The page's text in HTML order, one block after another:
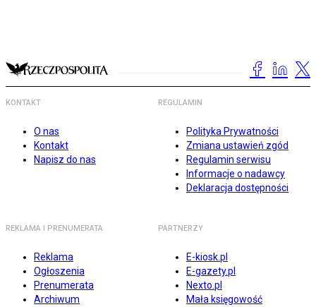
KONTAKT
O nas
Kontakt
Napisz do nas
REGULAMIN
Polityka Prywatności
Zmiana ustawień zgód
Regulamin serwisu
Informacje o nadawcy
Deklaracja dostępności
REKLAMA I PRENUMERATA
Reklama
Ogłoszenia
Prenumerata
Archiwum
PARTNERZY
E-kiosk.pl
E-gazety.pl
Nexto.pl
Mała księgowość